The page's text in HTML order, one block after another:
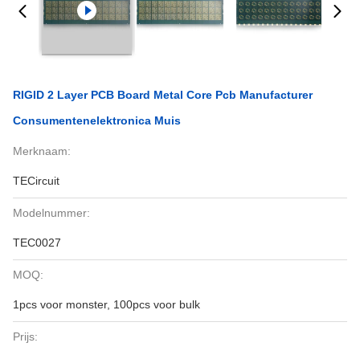
RIGID 2 Layer PCB Board Metal Core Pcb Manufacturer
Consumentenelektronica Muis
Merknaam:
TECircuit
Modelnummer:
TEC0027
MOQ:
1pcs voor monster, 100pcs voor bulk
Prijs: